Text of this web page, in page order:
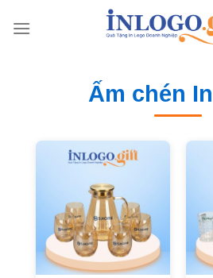
Ấm chén